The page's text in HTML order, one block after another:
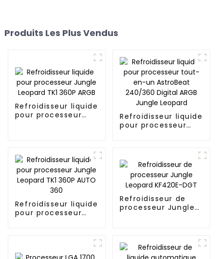
Produits Les Plus Vendus
Refroidisseur liquide
pour processeur
Refroidisseur liquide
pour processeur
Digital ARGB Jungle
Leopard
Refroidisseur liquide
pour processeur
Refroidisseur de
processeur Jungle